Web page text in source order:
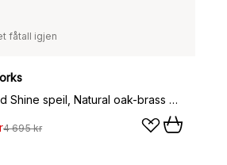
fåtall igjen
Rise and Shine speil, Natural oak-brass weight
4 695 kr